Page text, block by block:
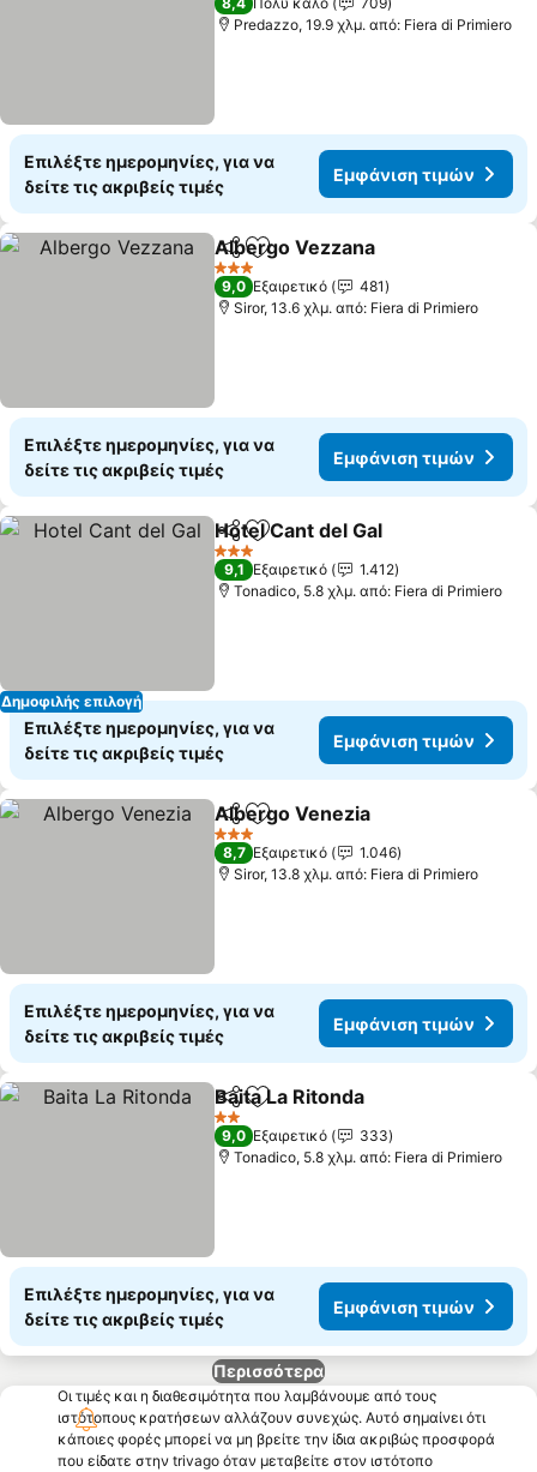
Predazzo, 19.9 χλμ. από: Fiera di Primiero
Επιλέξτε ημερομηνίες, για να
δείτε τις ακριβείς τιμές
Εμφάνιση τιμών
Κοινοποίηση
Προσθήκη στα αγαπημένα
Albergo Vezzana
3 Αστέρια
9,0 Εξαιρετικό
481
Siror, 13.6 χλμ. από: Fiera di Primiero
Επιλέξτε ημερομηνίες, για να
δείτε τις ακριβείς τιμές
Εμφάνιση τιμών
Δημοφιλής επιλογή
Κοινοποίηση
Προσθήκη στα αγαπημένα
Hotel Cant del Gal
3 Αστέρια
9,1 Εξαιρετικό
1.412
Tonadico, 5.8 χλμ. από: Fiera di Primiero
Επιλέξτε ημερομηνίες, για να
δείτε τις ακριβείς τιμές
Εμφάνιση τιμών
Κοινοποίηση
Προσθήκη στα αγαπημένα
Albergo Venezia
3 Αστέρια
8,7 Εξαιρετικό
1.046
Siror, 13.8 χλμ. από: Fiera di Primiero
Επιλέξτε ημερομηνίες, για να
δείτε τις ακριβείς τιμές
Εμφάνιση τιμών
Κοινοποίηση
Προσθήκη στα αγαπημένα
Baita La Ritonda
2 Αστέρια
9,0 Εξαιρετικό
333
Tonadico, 5.8 χλμ. από: Fiera di Primiero
Επιλέξτε ημερομηνίες, για να
δείτε τις ακριβείς τιμές
Εμφάνιση τιμών
Περισσότερα
Οι τιμές και η διαθεσιμότητα που λαμβάνουμε από τους
ιστότοπους κρατήσεων αλλάζουν συνεχώς. Αυτό σημαίνει ότι
κάποιες φορές μπορεί να μη βρείτε την ίδια ακριβώς προσφορά
που είδατε στην trivago όταν μεταβείτε στον ιστότοπο